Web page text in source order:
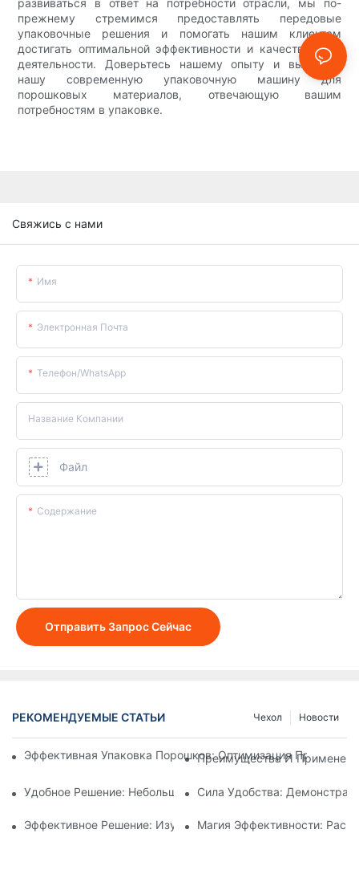
развиваться в ответ на потребности отрасли, мы по-
прежнему стремимся предоставлять передовые
упаковочные решения и помогать нашим клиентам
достигать оптимальной эффективности и качества в их
деятельности. Доверьтесь нашему опыту и выберите
нашу современную упаковочную машину для
порошковых материалов, отвечающую вашим
потребностям в упаковке.
Свяжись с нами
Имя
Электронная Почта
Телефон/WhatsApp
Название Компании
Файл
Содержание
Отправить Запрос Сейчас
РЕКОМЕНДУЕМЫЕ СТАТЬИ Новости
Чехол
Эффективная Упаковка Порошков: Оптимизация
Преимущества И
Удобное Решение: Небольшая Машина Для Упаковки
Сила Удобства:
Эффективное Решение: Изучение Преимуществ Машин
Магия Эффективности: